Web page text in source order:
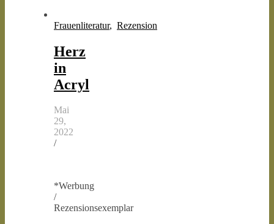
Frauenliteratur, Rezension
Herz
in
Acryl
Mai
29,
2022
/
*Werbung
/
Rezensionsexemplar